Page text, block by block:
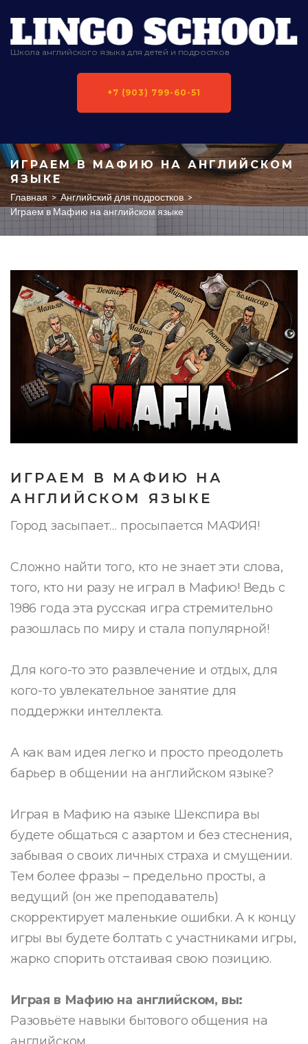
Школа английского языка для детей и подростков
+7 (903) 799-60-51
ИГРАЕМ В МАФИЮ НА АНГЛИЙСКОМ
ЯЗЫКЕ
Главная > Английский для подростков >
Играем в Мафию на английском языке
ИГРАЕМ В МАФИЮ НА
АНГЛИЙСКОМ ЯЗЫКЕ
Город засыпает… просыпается МАФИЯ!
Сложно найти того, кто не знает эти слова,
того, кто ни разу не играл в Мафию! Ведь с
1986 года эта русская игра стремительно
разошлась по миру и стала популярной!
Для кого-то это развлечение и отдых, для
кого-то увлекательное занятие для
поддержки интеллекта.
А как вам идея легко и просто преодолеть
барьер в общении на английском языке?
Играя в Мафию на языке Шекспира вы
будете общаться с азартом и без стеснения,
забывая о своих личных страха и смущении.
Тем более фразы – предельно просты, а
ведущий (он же преподаватель)
скорректирует маленькие ошибки. А к концу
игры вы будете болтать с участниками игры,
жарко спорить отстаивая свою позицию.
Играя в Мафию на английском, вы:
Разовьёте навыки бытового общения на